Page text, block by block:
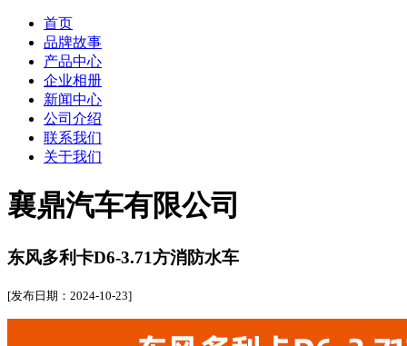
首页
品牌故事
产品中心
企业相册
新闻中心
公司介绍
联系我们
关于我们
襄鼎汽车有限公司
东风多利卡D6-3.71方消防水车
[发布日期：2024-10-23]